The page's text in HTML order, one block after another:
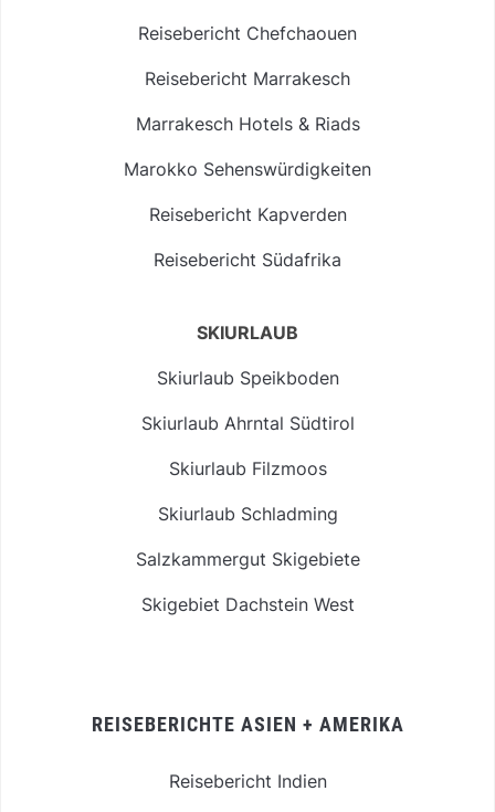
Reisebericht Chefchaouen
Reisebericht Marrakesch
Marrakesch Hotels & Riads
Marokko Sehenswürdigkeiten
Reisebericht Kapverden
Reisebericht Südafrika
SKIURLAUB
Skiurlaub Speikboden
Skiurlaub Ahrntal Südtirol
Skiurlaub Filzmoos
Skiurlaub Schladming
Salzkammergut Skigebiete
Skigebiet Dachstein West
REISEBERICHTE ASIEN + AMERIKA
Reisebericht Indien